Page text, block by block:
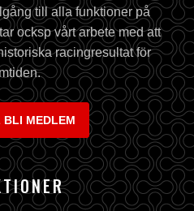
till alla funktioner på
ocksp vårt arbete med att
racingresultat för
MEDLEM